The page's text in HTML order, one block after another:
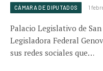
CÁMARA DE DIPUTADOS 1
Palacio Legislativo de
Legisladora Federal
sus redes sociales que…